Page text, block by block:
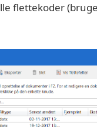
flettekoder